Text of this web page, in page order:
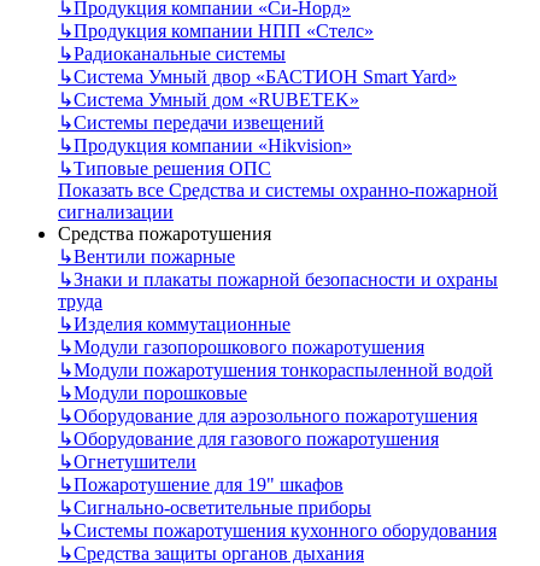
↳Продукция компании «Си-Норд»
↳Продукция компании НПП «Стелс»
↳Радиоканальные системы
↳Система Умный двор «БАСТИОН Smart Yard»
↳Система Умный дом «RUBETEK»
↳Системы передачи извещений
↳Продукция компании «Hikvision»
↳Типовые решения ОПС
Показать все Средства и системы охранно-пожарной
сигнализации
Средства пожаротушения
↳Вентили пожарные
↳Знаки и плакаты пожарной безопасности и охраны
труда
↳Изделия коммутационные
↳Модули газопорошкового пожаротушения
↳Модули пожаротушения тонкораспыленной водой
↳Модули порошковые
↳Оборудование для аэрозольного пожаротушения
↳Оборудование для газового пожаротушения
↳Огнетушители
↳Пожаротушение для 19" шкафов
↳Сигнально-осветительные приборы
↳Системы пожаротушения кухонного оборудования
↳Средства защиты органов дыхания